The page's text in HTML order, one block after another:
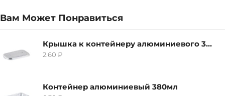
Вам Может Понравиться
Крышка к контейнеру алюминиевого 380мл
2.60 ₽
Контейнер алюминиевый 380мл